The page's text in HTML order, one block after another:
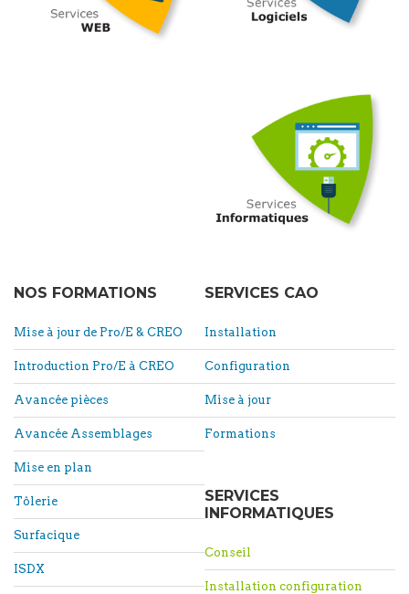
NOS FORMATIONS
Mise à jour de Pro/E & CREO
Introduction Pro/E à CREO
Avancée pièces
Avancée Assemblages
Mise en plan
Tôlerie
Surfacique
ISDX
SERVICES CAO
Installation
Configuration
Mise à jour
Formations
SERVICES
INFORMATIQUES
Conseil
Installation configuration